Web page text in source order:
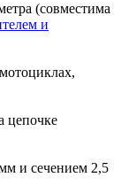
(совместима
и
цепочке
и сечением 2,5